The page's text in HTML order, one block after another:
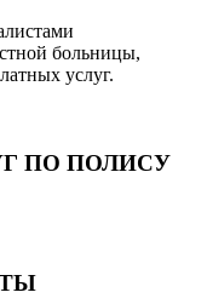
больницы,
услуг.
ПО ПОЛИСУ